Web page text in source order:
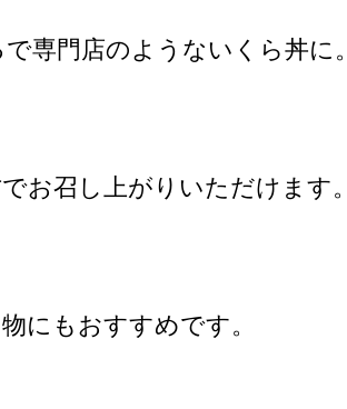
専門店のようないくら丼に。
お召し上がりいただけます。
にもおすすめです。